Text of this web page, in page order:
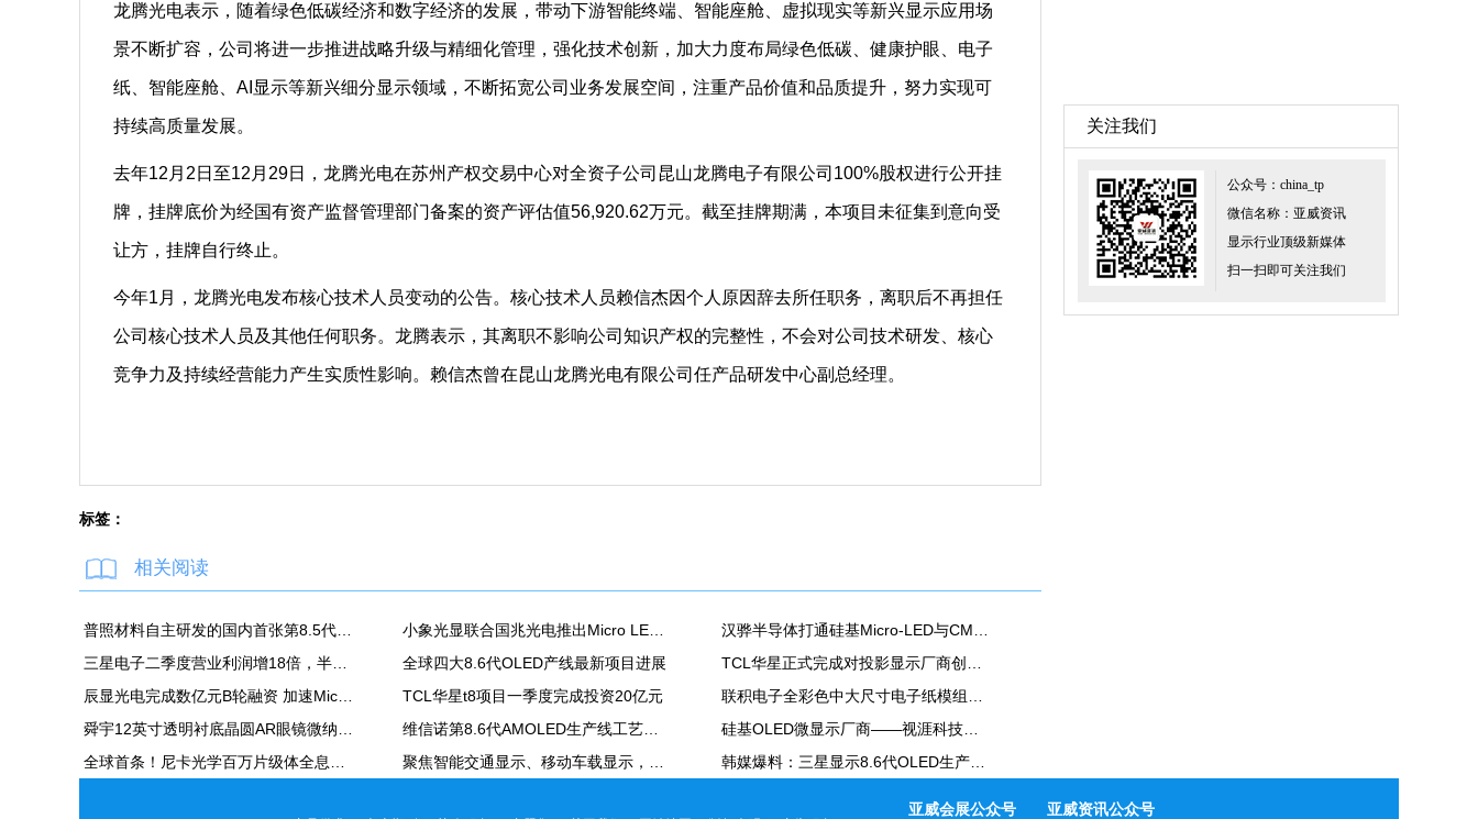
龙腾光电表示，随着绿色低碳经济和数字经济的发展，带动下游智能终端、智能座舱、虚拟现实等新兴显示应用场
景不断扩容，公司将进一步推进战略升级与精细化管理，强化技术创新，加大力度布局绿色低碳、健康护眼、电子
纸、智能座舱、AI显示等新兴细分显示领域，不断拓宽公司业务发展空间，注重产品价值和品质提升，努力实现可
持续高质量发展。
去年12月2日至12月29日，龙腾光电在苏州产权交易中心对全资子公司昆山龙腾电子有限公司100%股权进行公开挂
牌，挂牌底价为经国有资产监督管理部门备案的资产评估值56,920.62万元。截至挂牌期满，本项目未征集到意向受
让方，挂牌自行终止。
今年1月，龙腾光电发布核心技术人员变动的公告。核心技术人员赖信杰因个人原因辞去所任职务，离职后不再担任
公司核心技术人员及其他任何职务。龙腾表示，其离职不影响公司知识产权的完整性，不会对公司技术研发、核心
竞争力及持续经营能力产生实质性影响。赖信杰曾在昆山龙腾光电有限公司任产品研发中心副总经理。
标签：
相关阅读
全球四大8.6代OLED产线最新项目进展
TCL华星t8项目一季度完成投资20亿元
关注我们
公众号：china_tp
微信名称：亚威资讯
显示行业顶级新媒体
扫一扫即可关注我们
亚威会展公众号 亚威资讯公众号